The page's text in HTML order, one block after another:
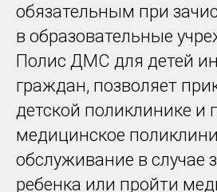
обязательным при
в образовательные
Полис ДМС для детей
граждан, позволяет
детской поликлинике и
медицинское
обслуживание в случае
ребенка или пройти